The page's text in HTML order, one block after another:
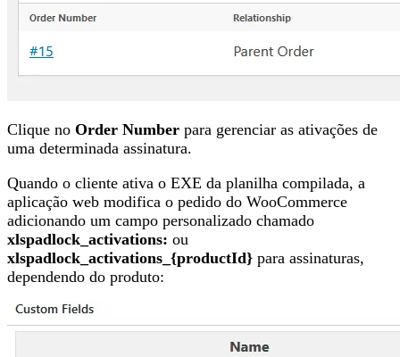
Clique no Order Number para gerenciar as ativações de
uma determinada assinatura.
Quando o cliente ativa o EXE da planilha compilada, a
aplicação web modifica o pedido do WooCommerce
adicionando um campo personalizado chamado
xlspadlock_activations: ou
xlspadlock_activations_{productId} para assinaturas,
dependendo do produto: